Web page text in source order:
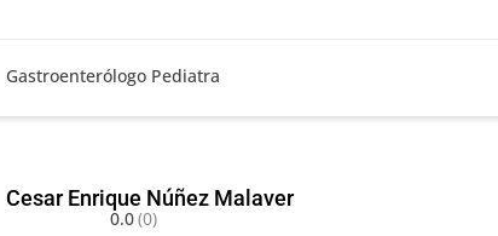
Gastroenterólogo Pediatra
Cesar Enrique Núñez Malaver
0.0(0)